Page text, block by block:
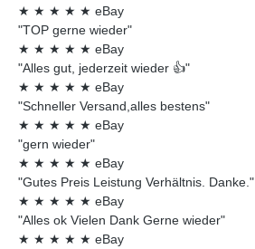
★ ★ ★ ★ ★ eBay
"TOP gerne wieder"
★ ★ ★ ★ ★ eBay
"Alles gut, jederzeit wieder 👍"
★ ★ ★ ★ ★ eBay
"Schneller Versand,alles bestens"
★ ★ ★ ★ ★ eBay
"gern wieder"
★ ★ ★ ★ ★ eBay
"Gutes Preis Leistung Verhältnis. Danke."
★ ★ ★ ★ ★ eBay
"Alles ok Vielen Dank Gerne wieder"
★ ★ ★ ★ ★ eBay